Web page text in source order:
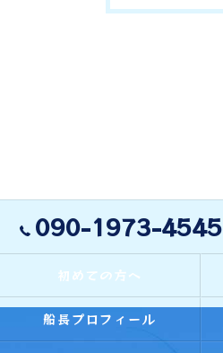
090-1973-4545
初めての方へ
船長プロフィール